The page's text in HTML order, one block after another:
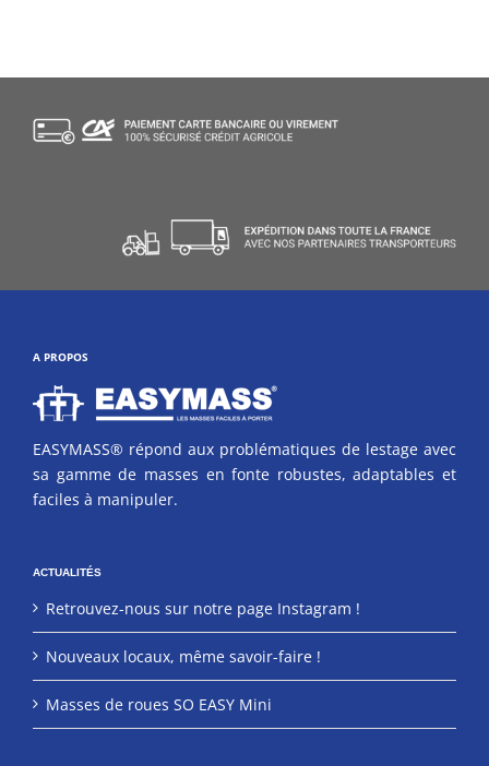
A PROPOS
EASYMASS® répond aux problématiques de lestage avec
sa gamme de masses en fonte robustes, adaptables et
faciles à manipuler.
ACTUALITÉS
Retrouvez-nous sur notre page Instagram !
Nouveaux locaux, même savoir-faire !
Masses de roues SO EASY Mini